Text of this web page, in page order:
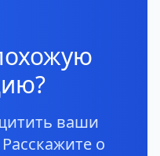
ваши
о